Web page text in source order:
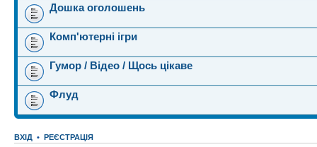
Дошка оголошень
Комп'ютерні ігри
Гумор / Відео / Щось цікаве
Флуд
ВХІД • РЕЄСТРАЦІЯ